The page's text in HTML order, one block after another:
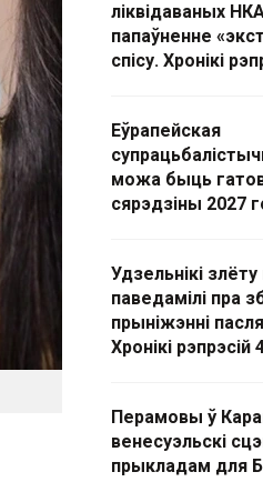
ліквідаваных
папаўненне
спісу. Хронікі
Еўрапейская
можа быць
сярэдзіны 2027
Удзельнікі
паведамілі пра
прыніжэнні
Хронікі рэпрэсій
Перамовы ў
венесуэльскі
прыкладам для